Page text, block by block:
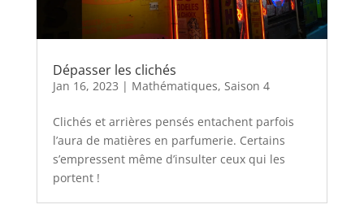
Dépasser les clichés
Jan 16, 2023 | Mathématiques, Saison 4
Clichés et arrières pensés entachent parfois
l’aura de matières en parfumerie. Certains
s’empressent même d’insulter ceux qui les
portent !